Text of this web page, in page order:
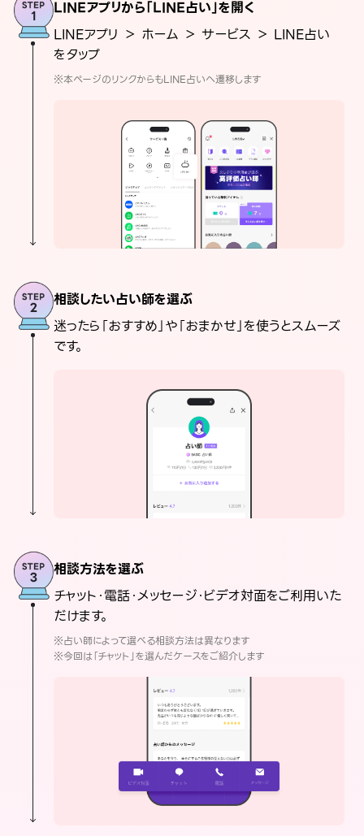
LINEアプリから「LINE占い」を開く
LINEアプリ ＞ ホーム ＞ サービス ＞ LINE占い
をタップ
※本ページのリンクからもLINE占いへ遷移します
相談したい占い師を選ぶ
迷ったら「おすすめ」や「おまかせ」を使うとスムーズ
です。
相談方法を選ぶ
チャット・電話・メッセージ・ビデオ対面をご利用いた
だけます。
※占い師によって選べる相談方法は異なります
※今回は「チャット」を選んだケースをご紹介します